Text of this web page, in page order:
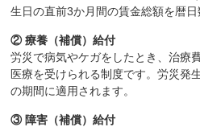
生日の直前3か月間の賃金総額を暦日
② 療養（補償）給付
労災で病気やケガをしたとき、治療
医療を受けられる制度です。労災発
の期間に適用されます。
③ 障害（補償）給付